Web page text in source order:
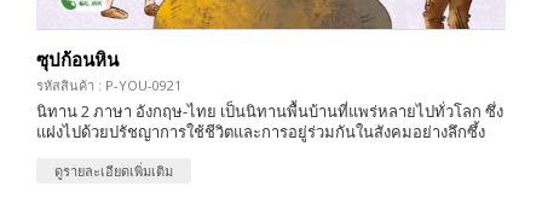
ซุปก้อนหิน
รหัสสินค้า : P-YOU-0921
นิทาน 2 ภาษา อังกฤษ-ไทย เป็นนิทานพื้นบ้านที่แพร่หลายไปทั่วโลก ซึ่ง
แฝงไปด้วยปรัชญาการใช้ชีวิตและการอยู่ร่วมกันในสังคมอย่างลึกซึ้ง
ดูรายละเอียดเพิ่มเติม